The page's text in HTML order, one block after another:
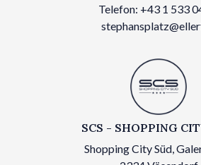
Telefon: +43 1 533
SCS - SHOPPING
Shopping City Süd,